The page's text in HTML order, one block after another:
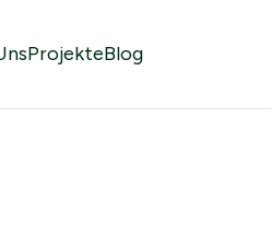
ProjekteBlog